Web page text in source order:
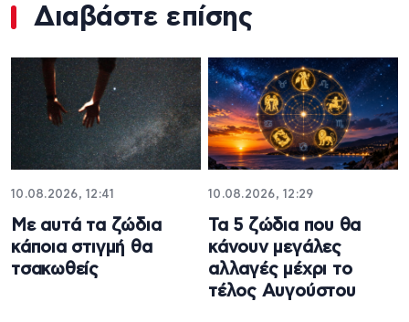
Διαβάστε επίσης
10.08.2026, 12:41
Με αυτά τα ζώδια
κάποια στιγμή θα
τσακωθείς
10.08.2026, 12:29
Τα 5 ζώδια που θα
κάνουν μεγάλες
αλλαγές μέχρι το
τέλος Αυγούστου